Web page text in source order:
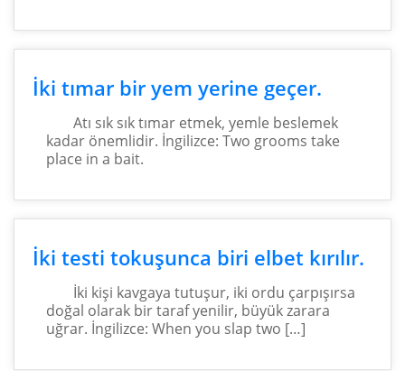
İki tımar bir yem yerine geçer.
Atı sık sık tımar etmek, yemle beslemek
kadar önemlidir. İngilizce: Two grooms take
place in a bait.
İki testi tokuşunca biri elbet kırılır.
İki kişi kavgaya tutuşur, iki ordu çarpışırsa
doğal olarak bir taraf yenilir, büyük zarara
uğrar. İngilizce: When you slap two […]